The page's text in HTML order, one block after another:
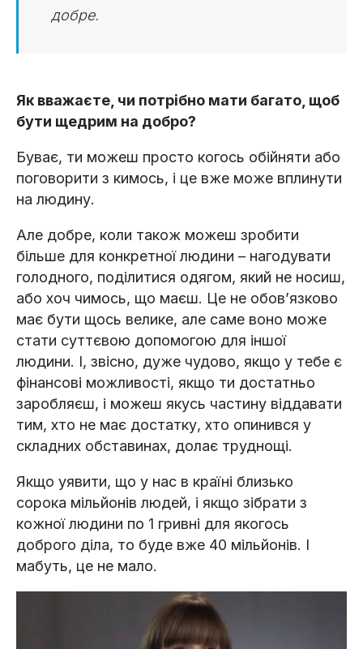
добре.
Як вважаєте, чи потрібно мати багато, щоб
бути щедрим на добро?
Буває, ти можеш просто когось обійняти або
поговорити з кимось, і це вже може вплинути
на людину.
Але добре, коли також можеш зробити
більше для конкретної людини – нагодувати
голодного, поділитися одягом, який не носиш,
або хоч чимось, що маєш. Це не обовʼязково
має бути щось велике, але саме воно може
стати суттєвою допомогою для іншої
людини. І, звісно, дуже чудово, якщо у тебе є
фінансові можливості, якщо ти достатньо
заробляєш, і можеш якусь частину віддавати
тим, хто не має достатку, хто опинився у
складних обставинах, долає труднощі.
Якщо уявити, що у нас в країні близько
сорока мільйонів людей, і якщо зібрати з
кожної людини по 1 гривні для якогось
доброго діла, то буде вже 40 мільйонів. І
мабуть, це не мало.